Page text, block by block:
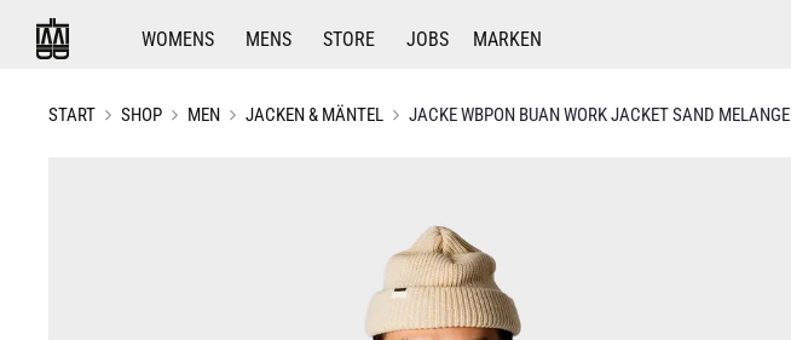
WOMENS MENS STORE JOBS MARKEN
START SHOP MEN JACKEN & MÄNTEL JACKE WBPON BUAN WORK JACKET SAND MELANGE